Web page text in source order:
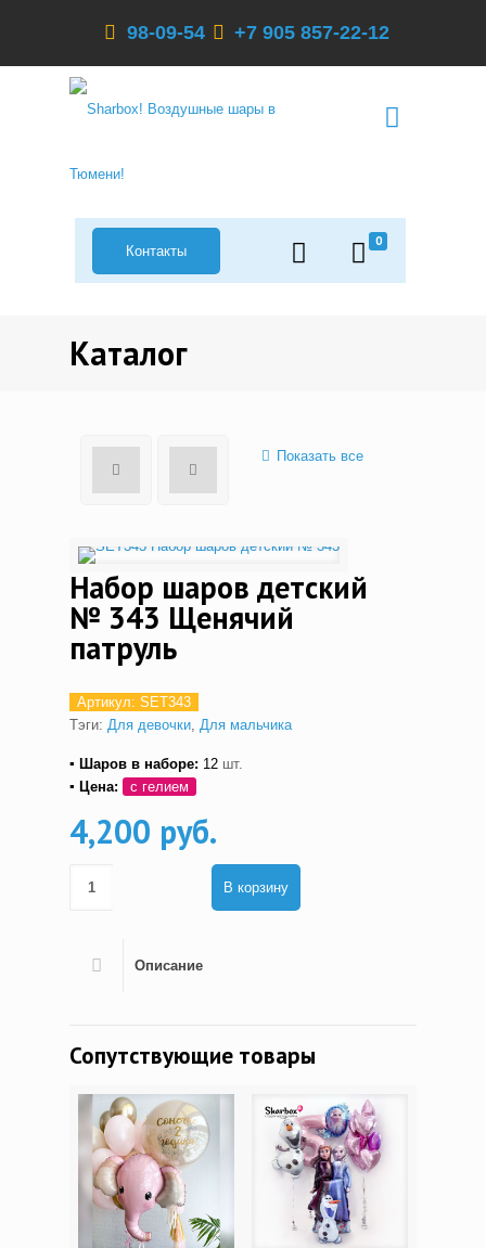
98-09-54 +7 905 857-22-12
0
Контакты
Каталог
Показать все
Набор шаров детский
№ 343 Щенячий
патруль
Артикул: SET343
Тэги: Для девочки, Для мальчика
▪ Шаров в наборе: 12 шт.
▪ Цена:
с гелием
4,200 руб.
В корзину
Описание
Сопутствующие товары